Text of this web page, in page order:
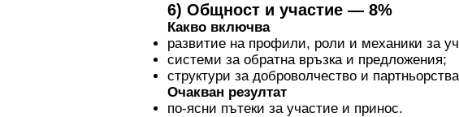
6) Общност и участие — 8%
Какво включва
развитие на профили, роли и механики за
системи за обратна връзка и предложения;
структури за доброволчество и
Очакван резултат
по-ясни пътеки за участие и принос.